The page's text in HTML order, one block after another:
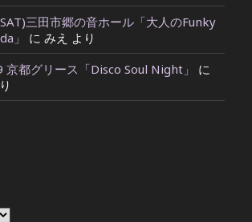
三田市郷の音ホール「大人のFunky
」
に みえ より
都グリース「Disco Soul Night」
に